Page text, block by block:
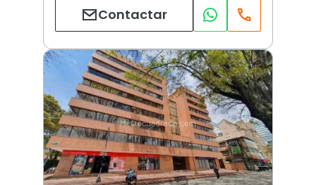
Contactar